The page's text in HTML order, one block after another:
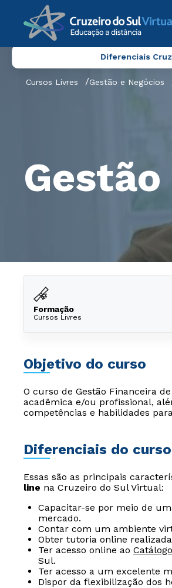
Diferenciais
Cursos Livres Gestão e Negócios
Formação
Cursos Livres
Objetivo do curso
O curso de Gestão Financeira
acadêmica e/ou profissional,
competências e habilidades
Diferenciais do
Essas são as principais
line na Cruzeiro do Sul Virtual:
Capacitar-se por meio de
mercado.
Contar com um ambiente
Obter tutoria online
Ter acesso online ao
Sul.
Ter acesso a um excelente
Dispor da flexibilização dos